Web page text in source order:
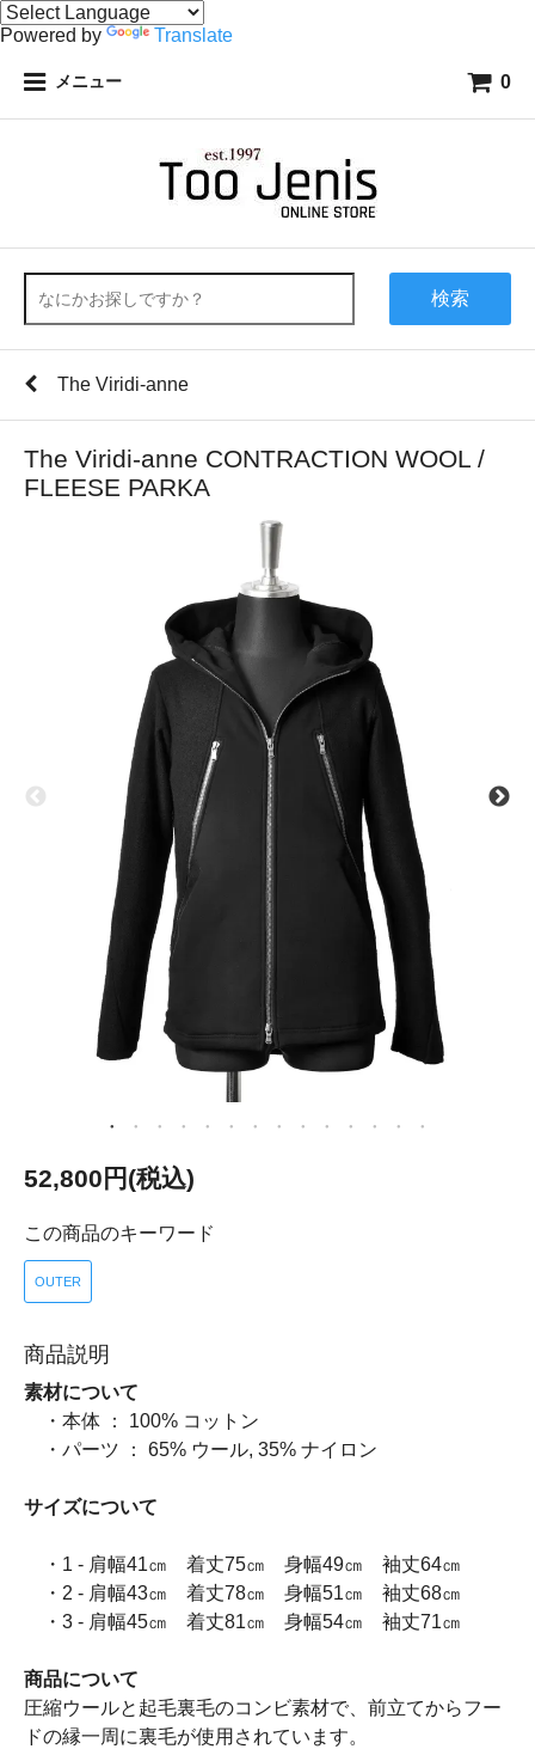
Powered by Translate
メニュー 0
検索
The Viridi-anne
The Viridi-anne CONTRACTION WOOL /
FLEESE PARKA
52,800円(税込)
この商品のキーワード
OUTER
商品説明
素材について
・本体 ： 100% コットン
・パーツ ： 65% ウール, 35% ナイロン
サイズについて
・1 - 肩幅41㎝ 着丈75㎝ 身幅49㎝ 袖丈64㎝
・2 - 肩幅43㎝ 着丈78㎝ 身幅51㎝ 袖丈68㎝
・3 - 肩幅45㎝ 着丈81㎝ 身幅54㎝ 袖丈71㎝
商品について
圧縮ウールと起毛裏毛のコンビ素材で、前立てからフー
ドの縁一周に裏毛が使用されています。